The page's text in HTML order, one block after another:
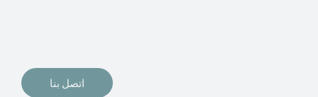
اتصل بنا